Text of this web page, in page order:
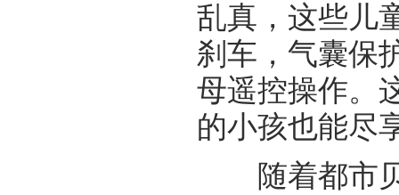
乱真，这些儿
刹车，气囊保
母遥控操作。
的小孩也能尽
随着都市贝